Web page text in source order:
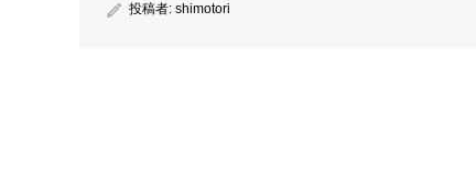
投稿者: shimotori